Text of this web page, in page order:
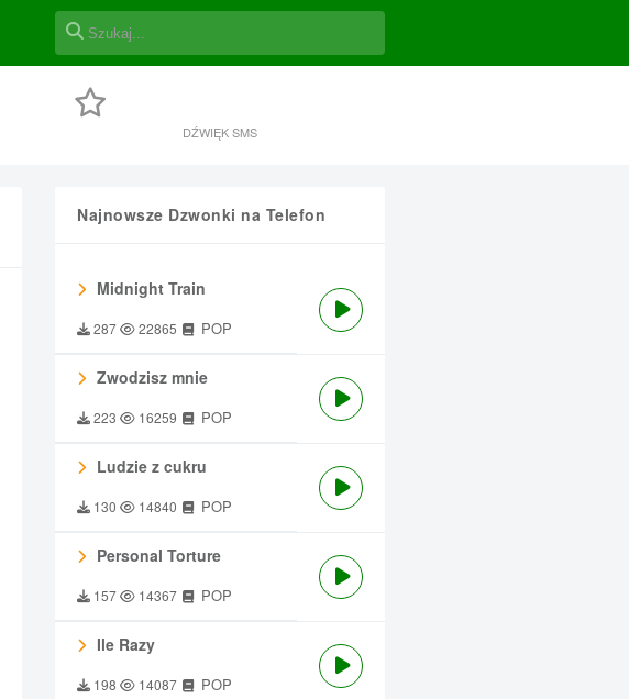
DŹWIĘK SMS
Najnowsze Dzwonki na Telefon
Midnight Train
287 22865 POP
Zwodzisz mnie
223 16259 POP
Ludzie z cukru
130 14840 POP
Personal Torture
157 14367 POP
Ile Razy
198 14087 POP